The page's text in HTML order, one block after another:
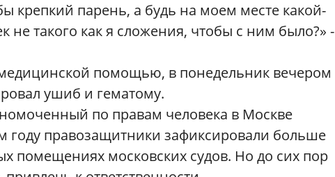
крепкий парень, а будь на моем месте какой-
не такого как я сложения, чтобы с ним было?» -
помощью, в понедельник вечером
ушиб и гематому.
по правам человека в Москве
году правозащитники зафиксировали больше
помещениях московских судов. Но до сих пор